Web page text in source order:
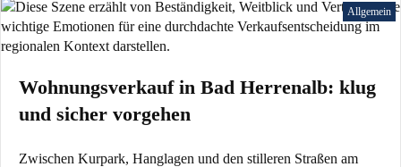
Allgemein
Wohnungsverkauf in Bad Herrenalb: klug
und sicher vorgehen
Zwischen Kurpark, Hanglagen und den stilleren Straßen am